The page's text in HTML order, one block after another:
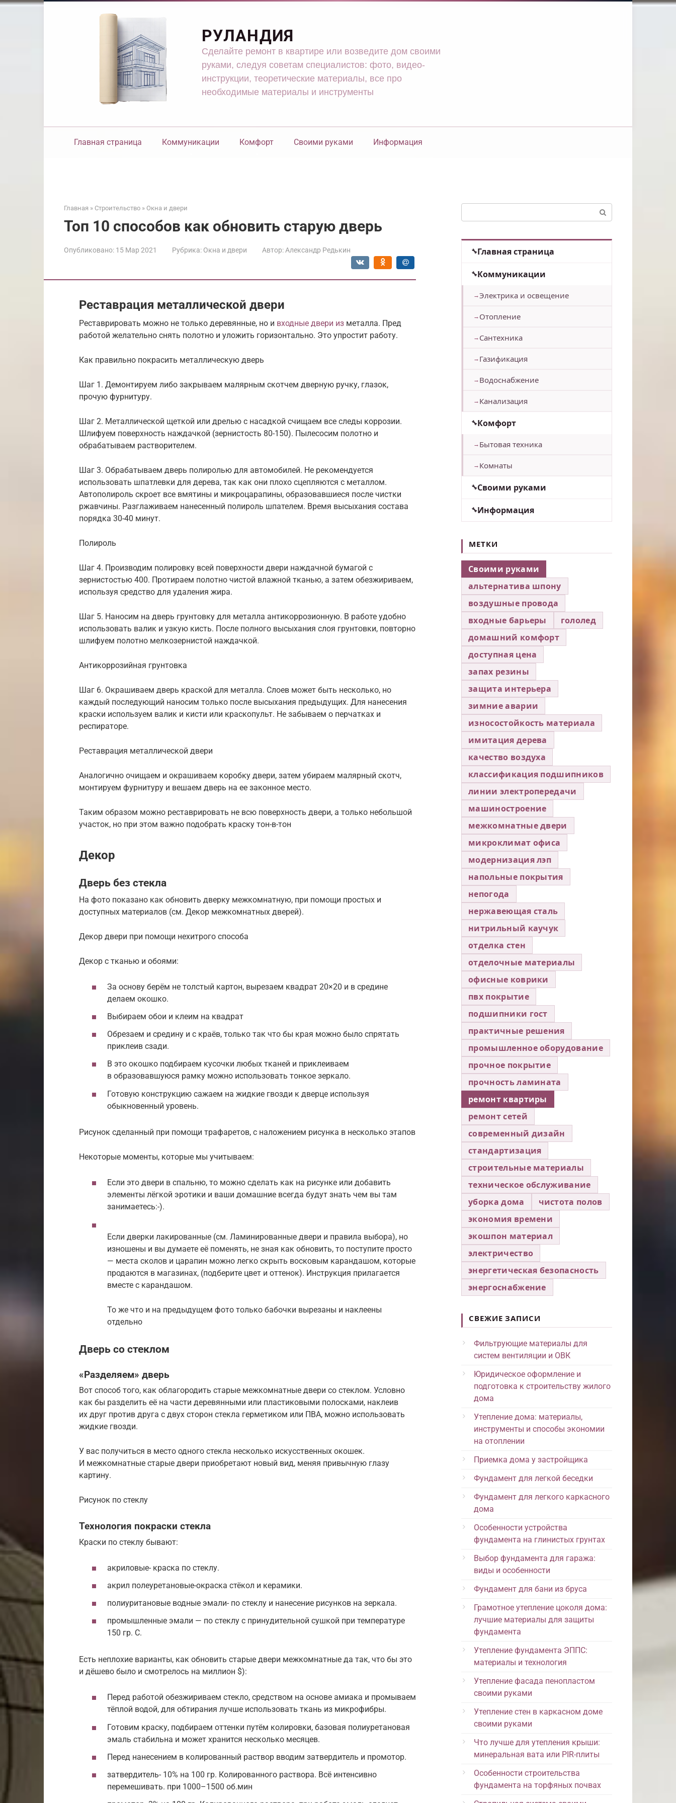
Перейти
РУЛАНДИЯ
Сделайте ремонт в квартире или возведите дом своими
руками, следуя советам специалистов: фото, видео-
инструкции, теоретические материалы, все про
необходимые материалы и инструменты
Главная страница Коммуникации Комфорт Своими руками Информация
Главная » Строительство » Окна и двери
Топ 10 способов как обновить старую дверь
Опубликовано: 15 Мар 2021 Рубрика: Окна и двери Автор: Александр Редькин
Реставрация металлической двери
Реставрировать можно не только деревянные, но и входные двери из металла. Пред
работой желательно снять полотно и уложить горизонтально. Это упростит работу.
Как правильно покрасить металлическую дверь
Шаг 1. Демонтируем либо закрываем малярным скотчем дверную ручку, глазок,
прочую фурнитуру.
Шаг 2. Металлической щеткой или дрелью с насадкой счищаем все следы коррозии.
Шлифуем поверхность наждачкой (зернистость 80-150). Пылесосим полотно и
обрабатываем растворителем.
Шаг 3. Обрабатываем дверь полиролью для автомобилей. Не рекомендуется
использовать шпатлевки для дерева, так как они плохо сцепляются с металлом.
Автополироль скроет все вмятины и микроцарапины, образовавшиеся после чистки
ржавчины. Разглаживаем нанесенный полироль шпателем. Время высыхания состава
порядка 30-40 минут.
Полироль
Шаг 4. Производим полировку всей поверхности двери наждачной бумагой с
зернистостью 400. Протираем полотно чистой влажной тканью, а затем обезжириваем,
используя средство для удаления жира.
Шаг 5. Наносим на дверь грунтовку для металла антикоррозионную. В работе удобно
использовать валик и узкую кисть. После полного высыхания слоя грунтовки, повторно
шлифуем полотно мелкозернистой наждачкой.
Антикоррозийная грунтовка
Шаг 6. Окрашиваем дверь краской для металла. Слоев может быть несколько, но
каждый последующий наносим только после высыхания предыдущих. Для нанесения
краски используем валик и кисти или краскопульт. Не забываем о перчатках и
респираторе.
Реставрация металлической двери
Аналогично очищаем и окрашиваем коробку двери, затем убираем малярный скотч,
монтируем фурнитуру и вешаем дверь на ее законное место.
Таким образом можно реставрировать не всю поверхность двери, а только небольшой
участок, но при этом важно подобрать краску тон-в-тон
Декор
Дверь без стекла
На фото показано как обновить дверку межкомнатную, при помощи простых и
доступных материалов (см. Декор межкомнатных дверей).
Декор двери при помощи нехитрого способа
Декор с тканью и обоями:
За основу берём не толстый картон, вырезаем квадрат 20×20 и в средине
делаем окошко.
Выбираем обои и клеим на квадрат
Обрезаем и средину и с краёв, только так что бы края можно было спрятать
приклеив сзади.
В это окошко подбираем кусочки любых тканей и приклеиваем
в образовавшуюся рамку можно использовать тонкое зеркало.
Готовую конструкцию сажаем на жидкие гвозди к дверце используя
обыкновенный уровень.
Рисунок сделанный при помощи трафаретов, с наложением рисунка в несколько этапов
Некоторые моменты, которые мы учитываем:
Если это двери в спальню, то можно сделать как на рисунке или добавить
элементы лёгкой эротики и ваши домашние всегда будут знать чем вы там
занимаетесь:-).
Если дверки лакированные (см. Ламинированные двери и правила выбора), но
изношены и вы думаете её поменять, не зная как обновить, то поступите просто
— места сколов и царапин можно легко скрыть восковым карандашом, которые
продаются в магазинах, (подберите цвет и оттенок). Инструкция прилагается
вместе с карандашом.
То же что и на предыдущем фото только бабочки вырезаны и наклеены
отдельно
Дверь со стеклом
«Разделяем» дверь
Вот способ того, как облагородить старые межкомнатные двери со стеклом. Условно
как бы разделить её на части деревянными или пластиковыми полосками, наклеив
их друг против друга с двух сторон стекла герметиком или ПВА, можно использовать
жидкие гвозди.
У вас получиться в место одного стекла несколько искусственных окошек.
И межкомнатные старые двери приобретают новый вид, меняя привычную глазу
картину.
Рисунок по стеклу
Технология покраски стекла
Краски по стеклу бывают:
акриловые- краска по стеклу.
акрил полеуретановые-окраска стёкол и керамики.
полиуритановые водные эмали- по стеклу и нанесение рисунков на зеркала.
промышленные эмали — по стеклу с принудительной сушкой при температуре
150 гр. С.
Есть неплохие варианты, как обновить старые двери межкомнатные да так, что бы это
и дёшево было и смотрелось на миллион $):
Перед работой обезжириваем стекло, средством на основе амиака и промываем
тёплой водой, для обтирания лучше использовать ткань из микрофибры.
Готовим краску, подбираем оттенки путём колировки, базовая полиуретановая
эмаль стабильна и может хранится несколько месяцев.
Перед нанесением в колированный раствор вводим затвердитель и промотор.
затвердитель- 10% на 100 гр. Колированного раствора. Всё интенсивно
перемешивать. при 1000–1500 об.мин
Главная страница
Коммуникации
Электрика и освещение
Отопление
Сантехника
Газификация
Водоснабжение
Канализация
Комфорт
Бытовая техника
Комнаты
Своими руками
Информация
МЕТКИ
Своими руками
альтернатива шпону
воздушные провода
входные барьеры
гололед
домашний комфорт
доступная цена
запах резины
защита интерьера
зимние аварии
износостойкость материала
имитация дерева
качество воздуха
классификация подшипников
линии электропередачи
машиностроение
межкомнатные двери
микроклимат офиса
модернизация лэп
напольные покрытия
непогода
нержавеющая сталь
нитрильный каучук
отделка стен
отделочные материалы
офисные коврики
пвх покрытие
подшипники гост
практичные решения
промышленное оборудование
прочное покрытие
прочность ламината
ремонт квартиры
ремонт сетей
современный дизайн
стандартизация
строительные материалы
техническое обслуживание
уборка дома
чистота полов
экономия времени
экошпон материал
электричество
энергетическая безопасность
энергоснабжение
СВЕЖИЕ ЗАПИСИ
Фильтрующие материалы для
систем вентиляции и ОВК
Юридическое оформление и
подготовка к строительству жилого
дома
Утепление дома: материалы,
инструменты и способы экономии
на отоплении
Приемка дома у застройщика
Фундамент для легкой беседки
Фундамент для легкого каркасного
дома
Особенности устройства
фундамента на глинистых грунтах
Выбор фундамента для гаража:
виды и особенности
Фундамент для бани из бруса
Грамотное утепление цоколя дома:
лучшие материалы для защиты
фундамента
Утепление фундамента ЭППС:
материалы и технология
Утепление фасада пенопластом
своими руками
Утепление стен в каркасном доме
своими руками
Что лучше для утепления крыши:
минеральная вата или PIR-плиты
Особенности строительства
фундамента на торфяных почвах